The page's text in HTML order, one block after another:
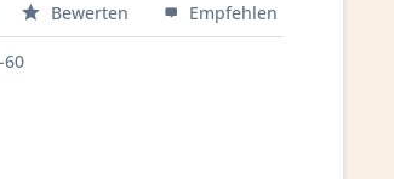
Bewerten Empfehlen
60